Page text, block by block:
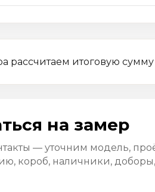
рассчитаем итоговую сумму
на замер
— уточним модель,
короб, наличники,